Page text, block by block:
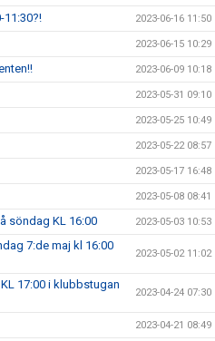
11:30?! 2023-06-16 11:50
2023-06-15 10:29
2023-06-09 10:18
2023-05-31 09:10
2023-05-25 10:49
2023-05-22 08:57
2023-05-17 16:48
2023-05-08 08:41
söndag KL 16:00 2023-05-03 10:53
7:de maj kl 16:00
2023-05-02 11:02
17:00 i klubbstugan
2023-04-24 07:30
2023-04-21 08:49